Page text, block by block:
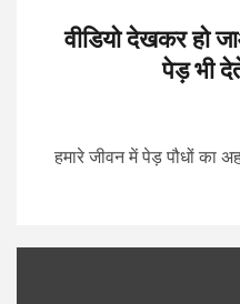
वीडियो देखकर हो
पेड़ भी
हमारे जीवन में पेड़ पौधों का